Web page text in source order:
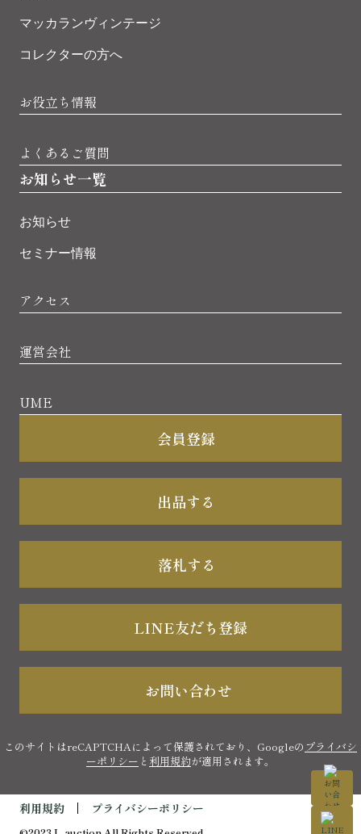
マッカランヴィンテージ
コレクターの方へ
お役立ち情報
よくあるご質問
お知らせ一覧
お知らせ
セミナー情報
アクセス
運営会社
UME
会員登録
出品する
落札する
LINE友だち登録
お問い合わせ
このサイトはreCAPTCHAによって保護されており、Googleの プライバシ
ーポリシー と 利用規約が適用されます。
利用規約 プライバシーポリシー